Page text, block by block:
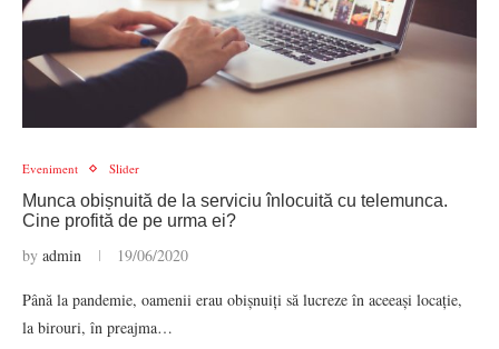
Eveniment Slider
Munca obișnuită de la serviciu înlocuită cu telemunca.
Cine profită de pe urma ei?
by admin 19/06/2020
Până la pandemie, oamenii erau obișnuiți să lucreze în aceeași locație,
la birouri, în preajma…